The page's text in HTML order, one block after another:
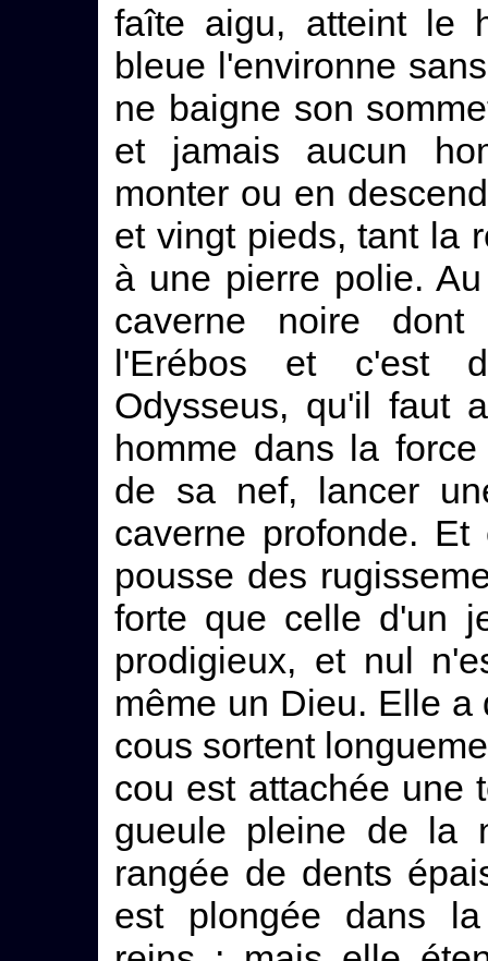
faîte aigu, atteint le
bleue l'environne
ne baigne son
et jamais aucun
monter ou en
et vingt pieds, tant la
à une pierre polie.
caverne noire
l'Erébos et c'est
Odysseus, qu'il faut
homme dans la
de sa nef, lancer
caverne profonde.
pousse des
forte que celle d'un
prodigieux, et nul
même un Dieu. Elle a
cous sortent
cou est attachée une
gueule pleine de la
rangée de dents
est plongée dans